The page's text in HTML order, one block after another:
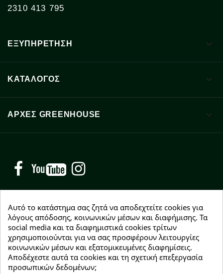
2310 413 795
ΕΞΥΠΗΡΕΤΗΣΗ 
ΚΑΤΑΛΟΓΟΣ 
ΑΡΧΈΣ GREENHOUSE 
Facebook YouTube
NEWSLETTER
Εγγραφείτε δωρεάν και θα είστε οι πρώτοι που θα
λάβετε τα νέα μας γύρω από προσφορές, εκπτώσεις
και νέα προϊόντα.
Αυτό το κατάστημα σας ζητά να αποδεχτείτε cookies για
λόγους απόδοσης, κοινωνικών μέσων και διαφήμισης. Τα
social media και τα διαφημιστικά cookies τρίτων
χρησιμοποιούνται για να σας προσφέρουν λειτουργίες
κοινωνικών μέσων και εξατομικευμένες διαφημίσεις.
Αποδέχεστε αυτά τα cookies και τη σχετική επεξεργασία
προσωπικών δεδομένων;